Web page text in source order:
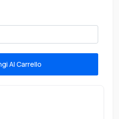
Aggiungi Al Carrello